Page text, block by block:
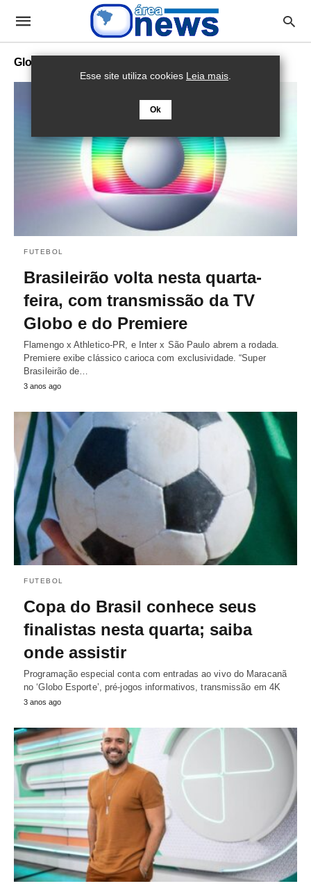
Globo
FUTEBOL
Brasileirão volta nesta quarta-
feira, com transmissão da TV
Globo e do Premiere
Flamengo x Athletico-PR, e Inter x São Paulo abrem a rodada.
Premiere exibe clássico carioca com exclusividade. “Super
Brasileirão de…
3 anos ago
FUTEBOL
Copa do Brasil conhece seus
finalistas nesta quarta; saiba
onde assistir
Programação especial conta com entradas ao vivo do Maracanã
no ‘Globo Esporte’, pré-jogos informativos, transmissão em 4K
3 anos ago
Esse site utiliza cookies Leia mais.
Ok